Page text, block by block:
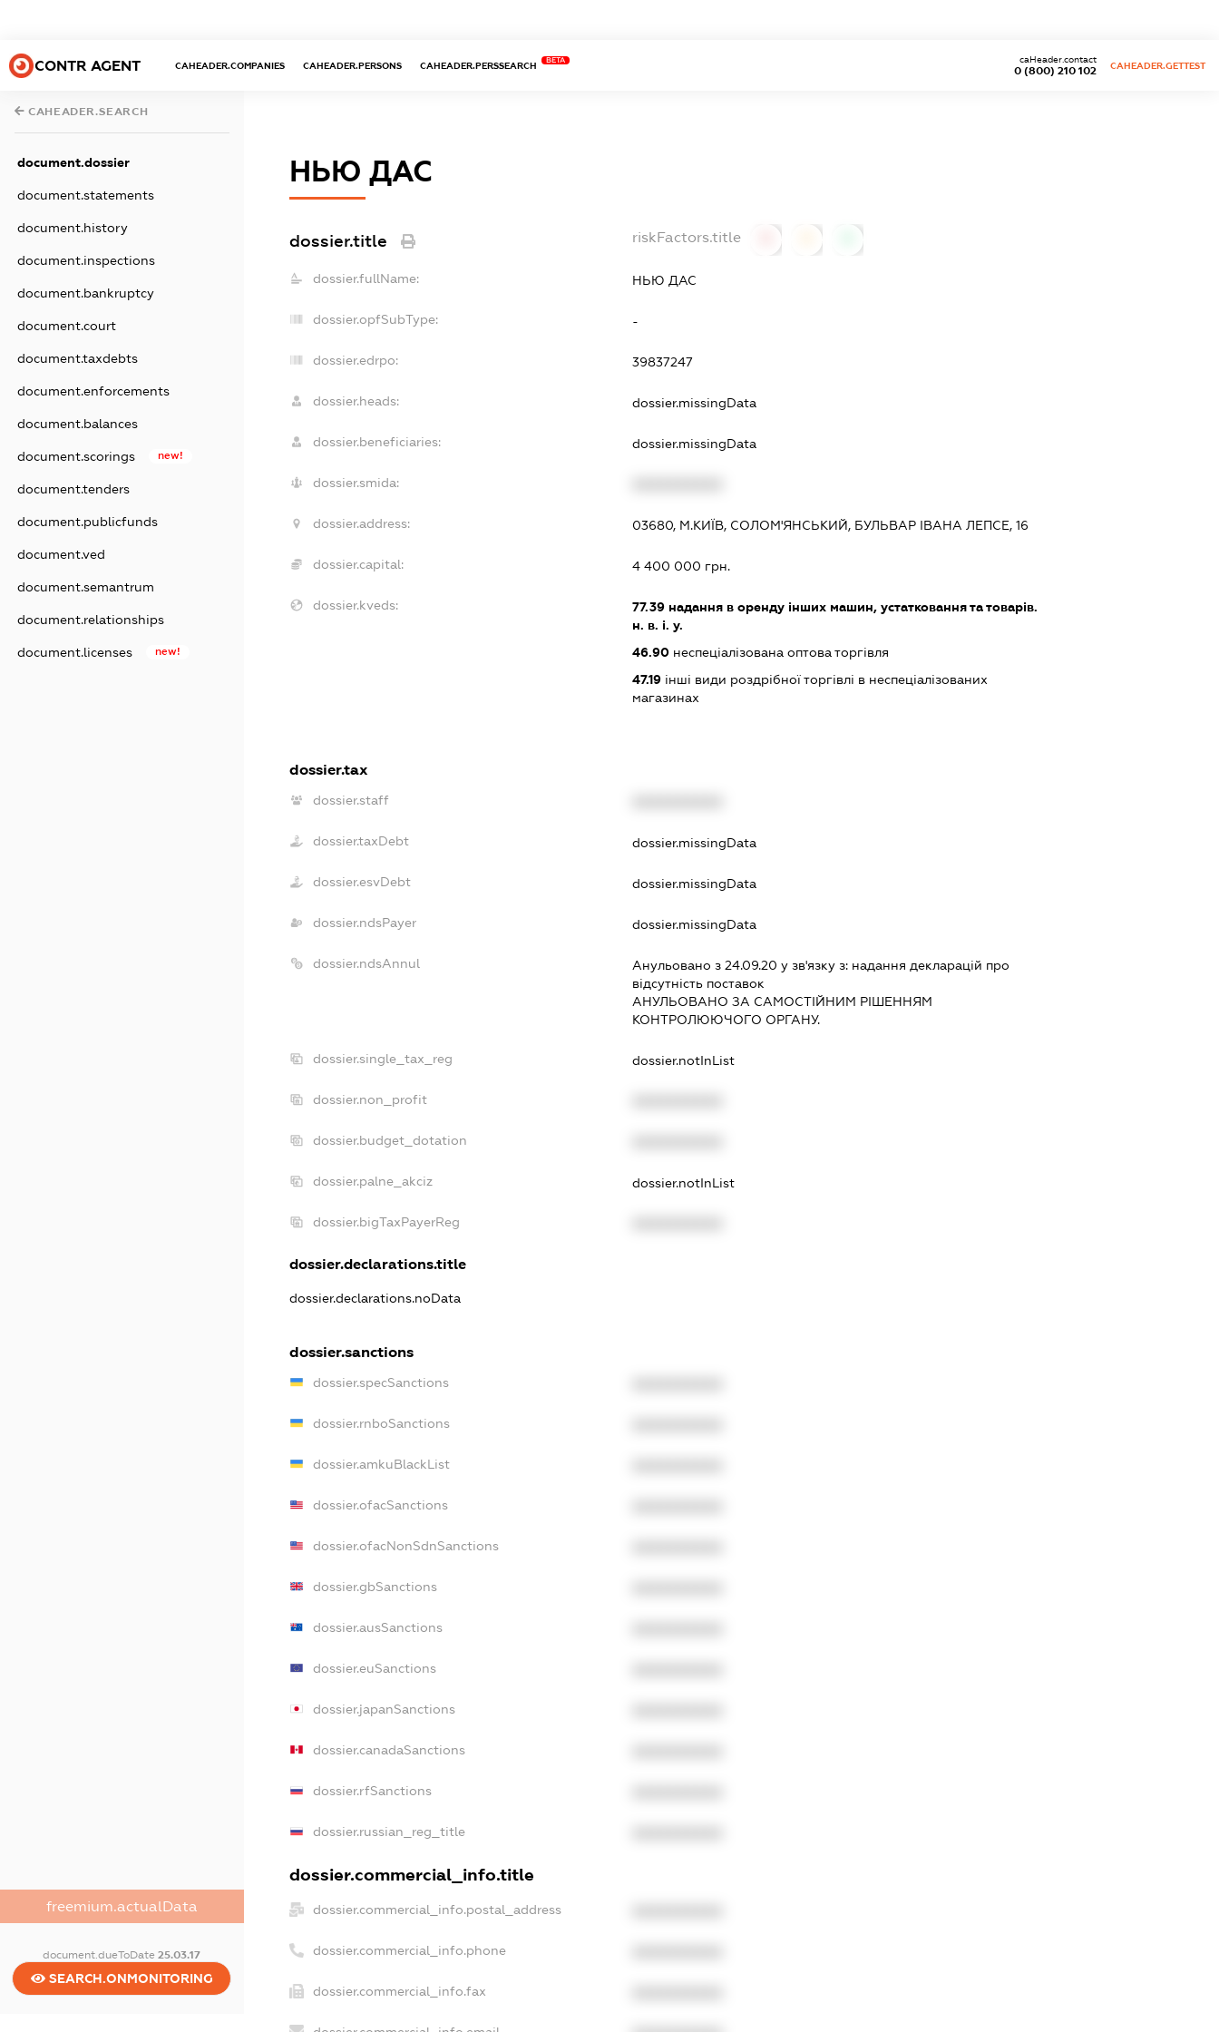
CONTR AGENT CAHEADER.COMPANIES CAHEADER.PERSONS CAHEADER.PERSSEARCH
BETA
0 (800) 210 102
caHeader.contact
CAHEADER.GETTEST
CAHEADER.SEARCH
document.dossier
document.statements
document.history
document.inspections
document.bankruptcy
document.court
document.taxdebts
document.enforcements
document.balances
document.scorings new!
document.tenders
document.publicfunds
document.ved
document.semantrum
document.relationships
document.licenses new!
freemium.actualData
document.dueToDate25.03.17
SEARCH.ONMONITORING
НЬЮ ДАС
dossier.title riskFactors.title
dossier.fullName: НЬЮ ДАС
dossier.opfSubType: -
dossier.edrpo: 39837247
dossier.heads: dossier.missingData
dossier.beneficiaries: dossier.missingData
dossier.smida:
dossier.address: 03680, М.КИЇВ, СОЛОМ'ЯНСЬКИЙ, БУЛЬВАР ІВАНА ЛЕПСЕ, 16
dossier.capital: 4 400 000 грн.
dossier.kveds: 77.39 надання в оренду інших машин, устатковання та товарів.
н. в. і. у.
46.90 неспеціалізована оптова торгівля
47.19 інші види роздрібної торгівлі в неспеціалізованих
магазинах
dossier.tax
dossier.staff
dossier.taxDebt dossier.missingData
dossier.esvDebt dossier.missingData
dossier.ndsPayer dossier.missingData
dossier.ndsAnnul Анульовано з 24.09.20 у зв'язку з: надання декларацiй про
вiдсутнiсть поставок
АНУЛЬОВАНО ЗА САМОСТIЙНИМ РIШЕННЯМ
КОНТРОЛЮЮЧОГО ОРГАНУ.
dossier.single_tax_reg dossier.notInList
dossier.non_profit
dossier.budget_dotation
dossier.palne_akciz dossier.notInList
dossier.bigTaxPayerReg
dossier.declarations.title
dossier.declarations.noData
dossier.sanctions
dossier.specSanctions
dossier.rnboSanctions
dossier.amkuBlackList
dossier.ofacSanctions
dossier.ofacNonSdnSanctions
dossier.gbSanctions
dossier.ausSanctions
dossier.euSanctions
dossier.japanSanctions
dossier.canadaSanctions
dossier.rfSanctions
dossier.russian_reg_title
dossier.commercial_info.title
dossier.commercial_info.postal_address
dossier.commercial_info.phone
dossier.commercial_info.fax